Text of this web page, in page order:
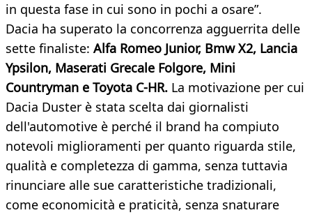
in questa fase in cui sono in pochi a osare”.
Dacia ha superato la concorrenza agguerrita delle
sette finaliste: Alfa Romeo Junior, Bmw X2, Lancia
Ypsilon, Maserati Grecale Folgore, Mini
Countryman e Toyota C-HR. La motivazione per cui
Dacia Duster è stata scelta dai giornalisti
dell'automotive è perché il brand ha compiuto
notevoli miglioramenti per quanto riguarda stile,
qualità e completezza di gamma, senza tuttavia
rinunciare alle sue caratteristiche tradizionali,
come economicità e praticità, senza snaturare